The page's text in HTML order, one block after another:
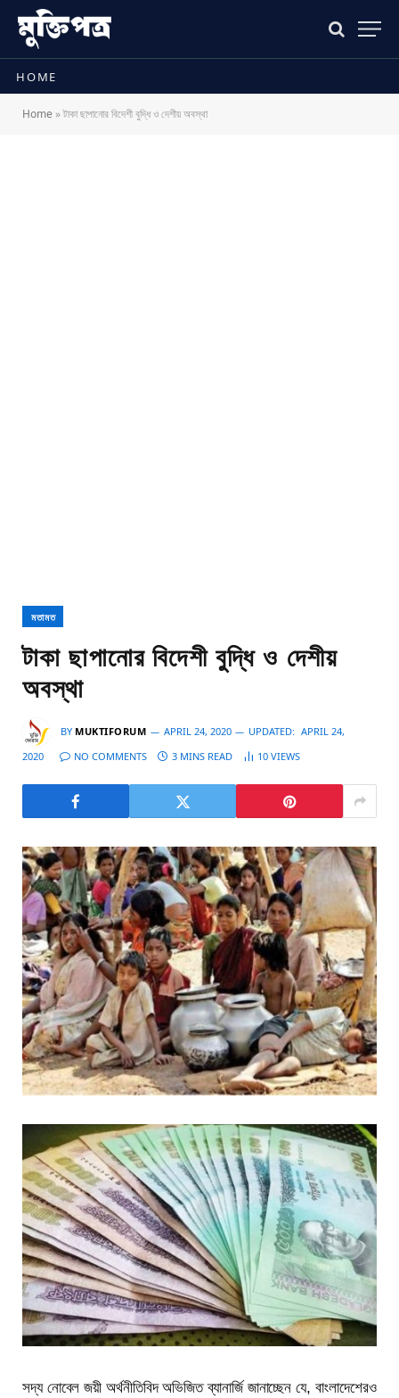
HOME
Home »টাকা ছাপানোর বিদেশী বুদ্ধি ও দেশীয় অবস্থা
মতামত
টাকা ছাপানোর বিদেশী বুদ্ধি ও দেশীয়
অবস্থা
BY MUKTIFORUM APRIL 24, 2020 UPDATED: APRIL 24,
2020
NO COMMENTS 3 MINS READ 10 VIEWS
সদ্য নোবেল জয়ী অর্থনীতিবিদ অভিজিত ব্যানার্জি জানাচ্ছেন যে, বাংলাদেশেরও